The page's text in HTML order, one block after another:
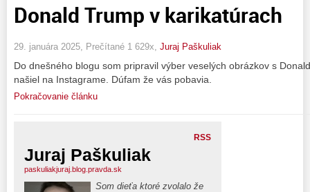
Donald Trump v karikatúrach
29. januára 2025, Prečítané 1 629x, Juraj Paškuliak
Do dnešného blogu som pripravil výber veselých obrázkov s
našiel na Instagrame. Dúfam že vás pobavia.
Pokračovanie článku
RSS
Juraj Paškuliak
paskuliakjuraj.blog.pravda.sk
Som dieťa ktoré zvolalo že